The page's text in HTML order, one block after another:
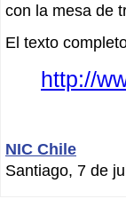
con la mesa de
El texto
http://
NIC Chile
Santiago, 7 de